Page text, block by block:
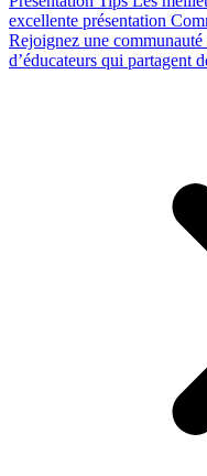
excellente présentation
Rejoignez une communauté
d’éducateurs qui partagent